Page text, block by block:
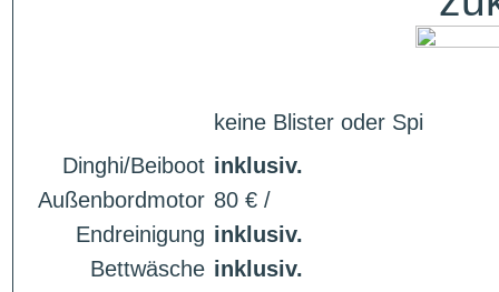
keine Blister oder Spi
Dinghi/Beiboot inklusiv.
Außenbordmotor 80 € /
Endreinigung inklusiv.
Bettwäsche inklusiv.